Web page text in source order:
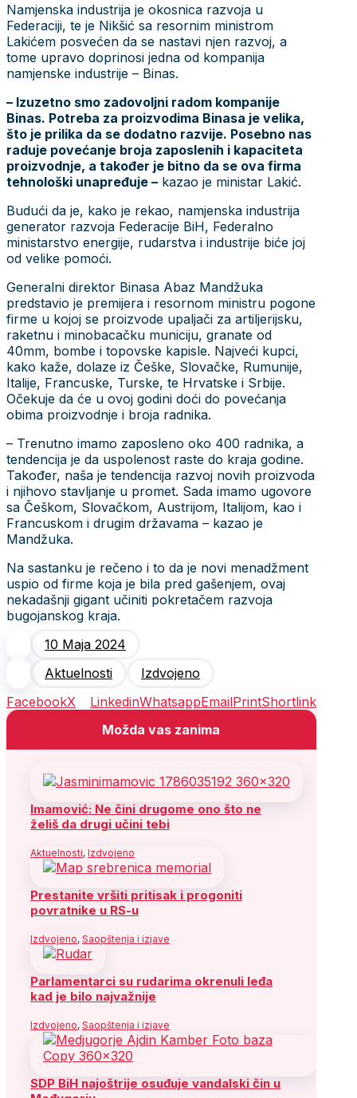
Namjenska industrija je okosnica razvoja u
Federaciji, te je Nikšić sa resornim ministrom
Lakićem posvećen da se nastavi njen razvoj, a
tome upravo doprinosi jedna od kompanija
namjenske industrije – Binas.
– Izuzetno smo zadovoljni radom kompanije
Binas. Potreba za proizvodima Binasa je velika,
što je prilika da se dodatno razvije. Posebno nas
raduje povećanje broja zaposlenih i kapaciteta
proizvodnje, a također je bitno da se ova firma
tehnološki unapređuje – kazao je ministar Lakić.
Budući da je, kako je rekao, namjenska industrija
generator razvoja Federacije BiH, Federalno
ministarstvo energije, rudarstva i industrije biće joj
od velike pomoći.
Generalni direktor Binasa Abaz Mandžuka
predstavio je premijera i resornom ministru pogone
firme u kojoj se proizvode upaljači za artiljerijsku,
raketnu i minobacačku municiju, granate od
40mm, bombe i topovske kapisle. Najveći kupci,
kako kaže, dolaze iz Češke, Slovačke, Rumunije,
Italije, Francuske, Turske, te Hrvatske i Srbije.
Očekuje da će u ovoj godini doći do povećanja
obima proizvodnje i broja radnika.
– Trenutno imamo zaposleno oko 400 radnika, a
tendencija je da uspolenost raste do kraja godine.
Također, naša je tendencija razvoj novih proizvoda
i njihovo stavljanje u promet. Sada imamo ugovore
sa Češkom, Slovačkom, Austrijom, Italijom, kao i
Francuskom i drugim državama – kazao je
Mandžuka.
Na sastanku je rečeno i to da je novi menadžment
uspio od firme koja je bila pred gašenjem, ovaj
nekadašnji gigant učiniti pokretačem razvoja
bugojanskog kraja.
10 Maja 2024
Aktuelnosti
Izdvojeno
FacebookX LinkedinWhatsappEmailPrintShortlink
Možda vas zanima
Imamović: Ne čini drugome ono što ne
želiš da drugi učini tebi
Aktuelnosti, Izdvojeno
Prestanite vršiti pritisak i progoniti
povratnike u RS-u
Izdvojeno, Saopštenja i izjave
Parlamentarci su rudarima okrenuli leđa
kad je bilo najvažnije
Izdvojeno, Saopštenja i izjave
SDP BiH najoštrije osuđuje vandalski čin u